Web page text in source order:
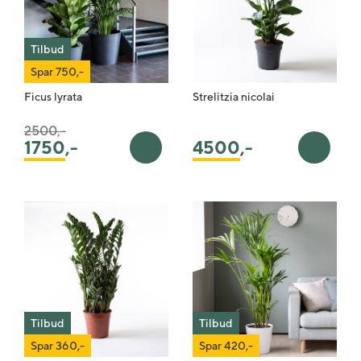
Tilbud
Spar 750,-
Ficus lyrata
1750,-
Pris satt ned fra
2500,-til
Legg i handlekurv
Strelitzia nicolai
4500,- Legg i
Tilbud
Spar 360,-
Tilbud
Spar 420,-